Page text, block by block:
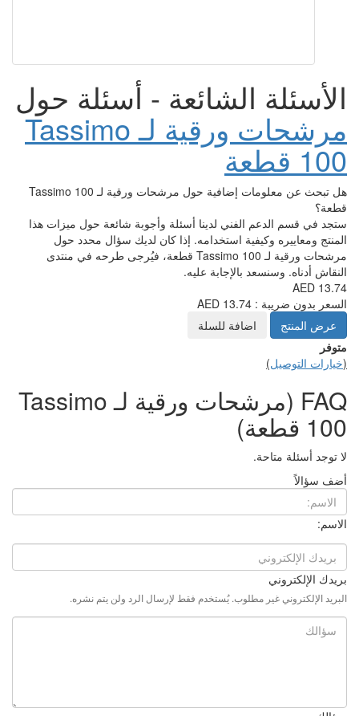
- أسئلة حول
مرشحات ورقية لـ Tassimo
هل تبحث عن معلومات إضافية حول مرشحات ورقية لـ Tassimo 100
أسئلة وأجوبة شائعة حول ميزات هذا
إذا كان لديك سؤال محدد حول
مرشحات ورقية لـ Tassimo 100 قطعة، فيُرجى طرحه في منتدى
عليه.
FAQ (مرشحات ورقية لـ Tassimo
فقط لإرسال الرد ولن يتم نشره.